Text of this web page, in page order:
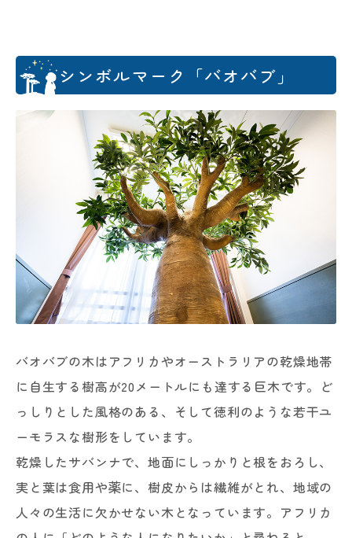
シンボルマーク「バオバブ」
バオバブの木はアフリカやオーストラリアの乾燥地帯
に自生する樹高が20メートルにも達する巨木です。ど
っしりとした風格のある、そして徳利のような若干ユ
ーモラスな樹形をしています。
乾燥したサバンナで、地面にしっかりと根をおろし、
実と葉は食用や薬に、樹皮からは繊維がとれ、地域の
人々の生活に欠かせない木となっています。アフリカ